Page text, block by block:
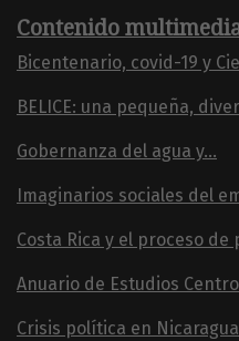
Contenido
Bicentenario, covid-19 y
BELICE: una pequeña,
Gobernanza del agua y...
Imaginarios sociales del
Costa Rica y el proceso de
Anuario de Estudios
Crisis política en Nicaragua